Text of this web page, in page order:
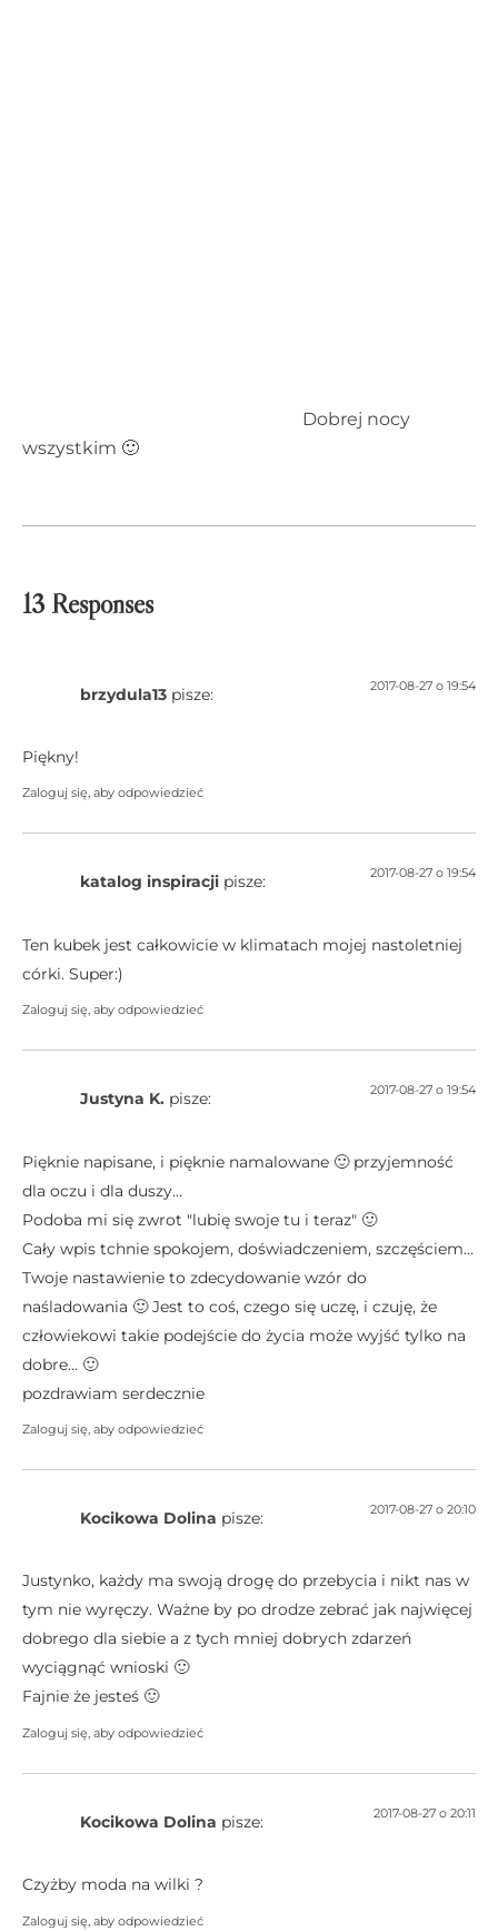
Dobrej nocy
wszystkim 🙂
13 Responses
brzydula13 pisze: 2017-08-27 o 19:54
Piękny!
Zaloguj się, aby odpowiedzieć
katalog inspiracji pisze: 2017-08-27 o 19:54
Ten kubek jest całkowicie w klimatach mojej nastoletniej
córki. Super:)
Zaloguj się, aby odpowiedzieć
Justyna K. pisze: 2017-08-27 o 19:54
Pięknie napisane, i pięknie namalowane 🙂 przyjemność
dla oczu i dla duszy…
Podoba mi się zwrot "lubię swoje tu i teraz" 🙂
Cały wpis tchnie spokojem, doświadczeniem, szczęściem…
Twoje nastawienie to zdecydowanie wzór do
naśladowania 🙂 Jest to coś, czego się uczę, i czuję, że
człowiekowi takie podejście do życia może wyjść tylko na
dobre… 🙂
pozdrawiam serdecznie
Zaloguj się, aby odpowiedzieć
Kocikowa Dolina pisze: 2017-08-27 o 20:10
Justynko, każdy ma swoją drogę do przebycia i nikt nas w
tym nie wyręczy. Ważne by po drodze zebrać jak najwięcej
dobrego dla siebie a z tych mniej dobrych zdarzeń
wyciągnąć wnioski 🙂
Fajnie że jesteś 🙂
Zaloguj się, aby odpowiedzieć
Kocikowa Dolina pisze: 2017-08-27 o 20:11
Czyżby moda na wilki ?
Zaloguj się, aby odpowiedzieć